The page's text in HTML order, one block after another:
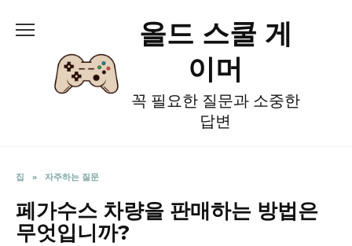
올드 스쿨 게
이머
꼭 필요한 질문과 소중한
답변
집 » 자주하는 질문
페가수스 차량을 판매하는 방법은
무엇입니까?